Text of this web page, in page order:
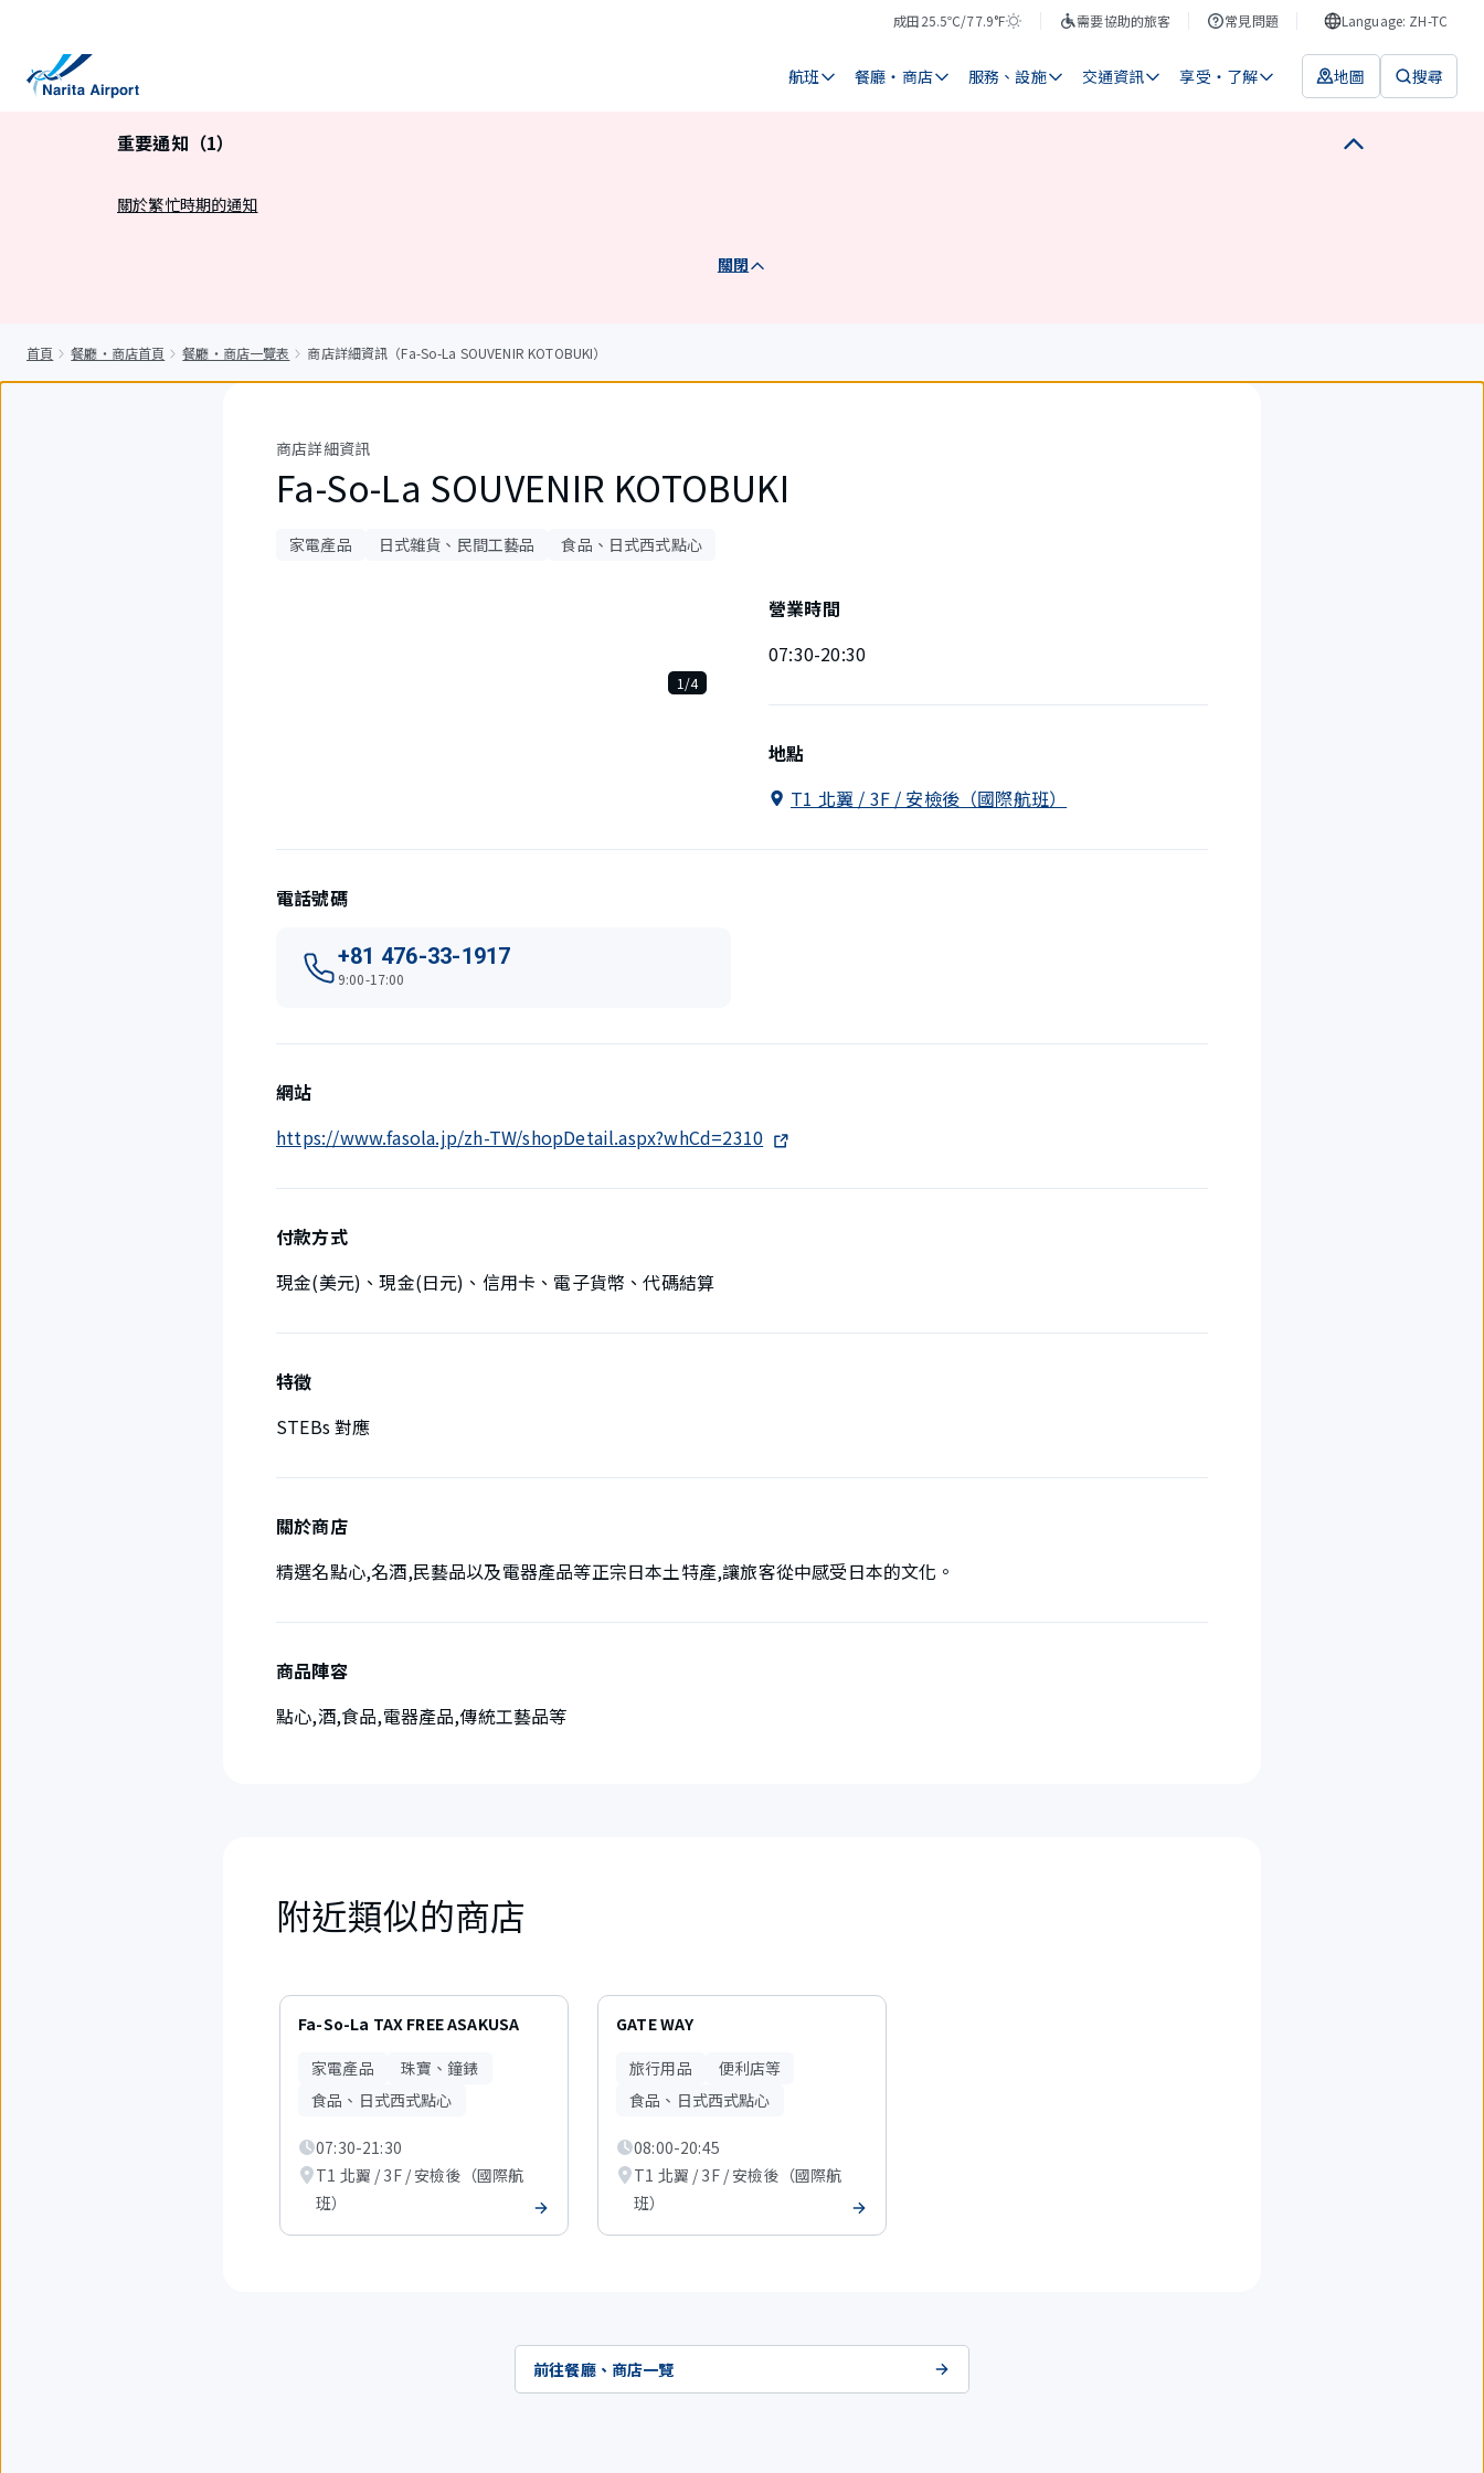
成田
氣
25.5℃/77.9°F
天
需要協助的旅客 常見問題 Language: ZH-TC
航班 餐廳・商店 服務、設施 交通資訊 享受・了解 地圖 搜尋
重要通知（1）
關於繁忙時期的通知
關閉
首頁 餐廳・商店首頁 餐廳・商店一覽表 商店詳細資訊（Fa-So-La SOUVENIR KOTOBUKI）
商店詳細資訊
Fa-So-La SOUVENIR KOTOBUKI
家電產品 日式雜貨、民間工藝品 食品、日式西式點心
1
1/4
營業時間
07:30-20:30
地點
T1 北翼 / 3F / 安檢後（國際航班）
電話號碼
+81 476-33-1917
9:00-17:00
網站
https://www.fasola.jp/zh-TW/shopDetail.aspx?whCd=2310
付款方式
現金(美元)、現金(日元)、信用卡、電子貨幣、代碼結算
特徵
STEBs 對應
關於商店
精選名點心,名酒,民藝品以及電器產品等正宗日本土特產,讓旅客從中感受日本的文化。
商品陣容
點心,酒,食品,電器產品,傳統工藝品等
附近類似的商店
2
項。
Fa-So-La TAX FREE ASAKUSA
家電產品
珠寶、鐘錶
食品、日式西式點心
07:30-21:30
T1 北翼 / 3F / 安檢後（國際航
班）
GATE WAY
旅行用品
便利店等
食品、日式西式點心
08:00-20:45
T1 北翼 / 3F / 安檢後（國際航
班）
前往餐廳、商店一覽